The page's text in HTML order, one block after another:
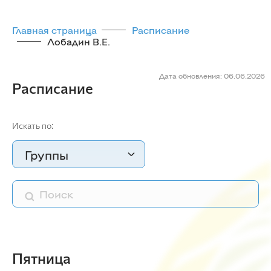
Главная страница
Расписание
Лобадин В.Е.
Дата обновления: 06.06.2026
Расписание
Искать по:
Группы
Пятница